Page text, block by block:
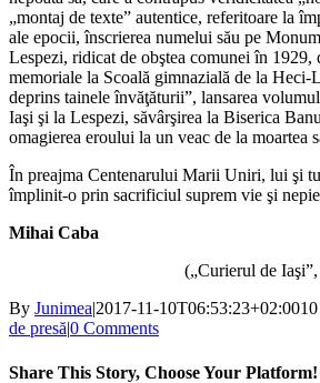
„montaj de texte” autentice, referitoare la
ale epocii, înscrierea numelui său pe
Lespezi, ridicat de obştea comunei în 1929,
memoriale la Scoală gimnazială de la Heci-
deprins tainele învăţăturii”, lansarea
Iaşi şi la Lespezi, săvârşirea la Biserica
omagierea eroului la un veac de la moartea
În preajma Centenarului Marii Uniri, lui şi
împlinit-o prin sacrificiul suprem vie şi
Mihai Caba
(„Curierul de
By Junimea|2017-11-10T06:53:23+02:00
de presă|0 Comments
Share This Story, Choose Your Platform!